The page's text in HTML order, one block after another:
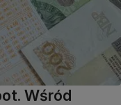
Wśród